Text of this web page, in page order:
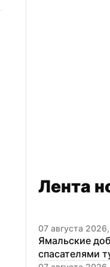
Лента
07 августа
Ямальские
спасателями